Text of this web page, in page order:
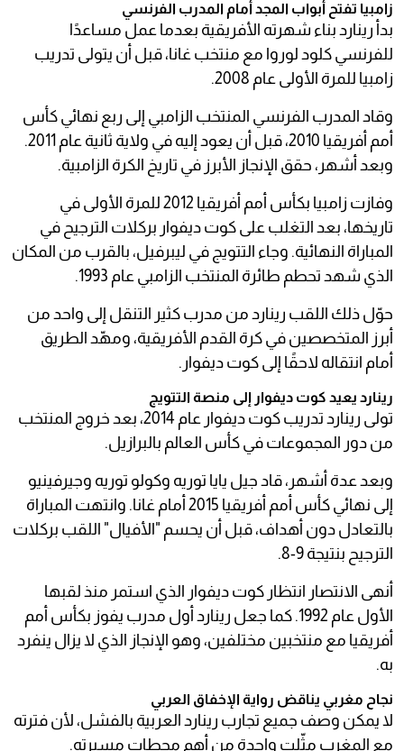
زامبيا تفتح أبواب المجد أمام المدرب الفرنسي
بدأ رينارد بناء شهرته الأفريقية بعدما عمل مساعدًا
للفرنسي كلود لوروا مع منتخب غانا، قبل أن يتولى تدريب
زامبيا للمرة الأولى عام 2008.
وقاد المدرب الفرنسي المنتخب الزامبي إلى ربع نهائي كأس
أمم أفريقيا 2010، قبل أن يعود إليه في ولاية ثانية عام 2011.
وبعد أشهر، حقق الإنجاز الأبرز في تاريخ الكرة الزامبية.
وفازت زامبيا بكأس أمم أفريقيا 2012 للمرة الأولى في
تاريخها، بعد التغلب على كوت ديفوار بركلات الترجيح في
المباراة النهائية. وجاء التتويج في ليبرفيل، بالقرب من المكان
الذي شهد تحطم طائرة المنتخب الزامبي عام 1993.
حوّل ذلك اللقب رينارد من مدرب كثير التنقل إلى واحد من
أبرز المتخصصين في كرة القدم الأفريقية، ومهّد الطريق
أمام انتقاله لاحقًا إلى كوت ديفوار.
رينارد يعيد كوت ديفوار إلى منصة التتويج
تولى رينارد تدريب كوت ديفوار عام 2014، بعد خروج المنتخب
من دور المجموعات في كأس العالم بالبرازيل.
وبعد عدة أشهر، قاد جيل يايا توريه وكولو توريه وجيرفينيو
إلى نهائي كأس أمم أفريقيا 2015 أمام غانا. وانتهت المباراة
بالتعادل دون أهداف، قبل أن يحسم "الأفيال" اللقب بركلات
الترجيح بنتيجة 9-8.
أنهى الانتصار انتظار كوت ديفوار الذي استمر منذ لقبها
الأول عام 1992. كما جعل رينارد أول مدرب يفوز بكأس أمم
أفريقيا مع منتخبين مختلفين، وهو الإنجاز الذي لا يزال ينفرد
به.
نجاح مغربي يناقض رواية الإخفاق العربي
لا يمكن وصف جميع تجارب رينارد العربية بالفشل، لأن فترته
مع المغرب مثّلت واحدة من أهم محطات مسيرته.